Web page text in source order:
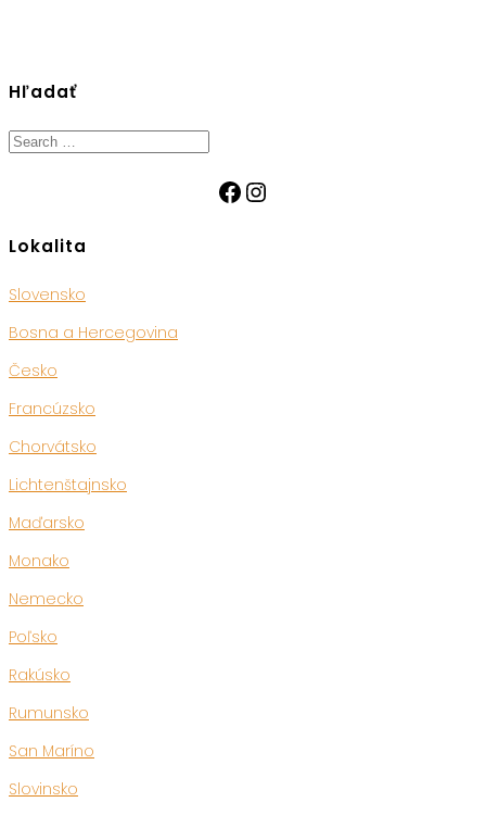
Hľadať
Search
Facebook
Instagram
Lokalita
Slovensko
Bosna a Hercegovina
Česko
Francúzsko
Chorvátsko
Lichtenštajnsko
Maďarsko
Monako
Nemecko
Poľsko
Rakúsko
Rumunsko
San Maríno
Slovinsko